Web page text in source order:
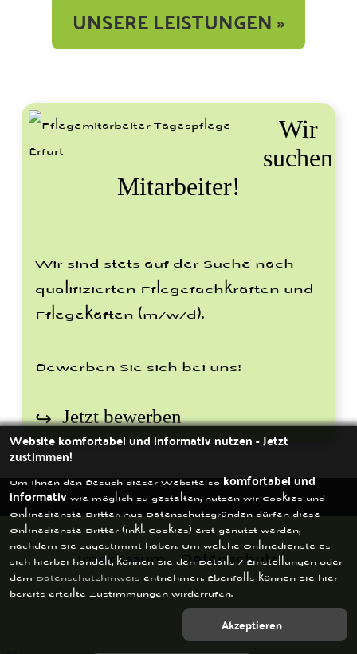
UNSERE LEISTUNGEN »
Wir
suchen
Mitarbeiter!
Wir sind stets auf der Suche nach
qualifizierten Pflegefachkräften und
Pflegekäften (m/w/d).
Bewerben Sie sich bei uns!
Jetzt bewerben
Impressum Datenschutz
Website komfortabel und informativ nutzen - Jetzt
zustimmen!
Um Ihnen den Besuch dieser Website sokomfortabel und
informativwie möglich zu gestalten, nutzen wir Cookies und
Onlinedienste Dritter. Aus Datenschutzgründen dürfen diese
Onlinedienste Dritter (inkl. Cookies) erst genutzt werden,
nachdem Sie zugestimmt haben. Um welche Onlinedienste es
sich hierbei handelt, können Sie den Details / Einstellungen oder
dem Datenschutzhinweisentnehmen. Ebenfalls können Sie hier
bereits erteilte Zustimmungen wirderrufen.